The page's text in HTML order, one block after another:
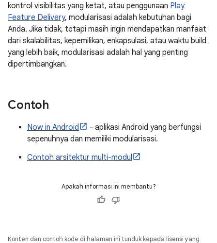
kontrol visibilitas yang ketat, atau penggunaan Play
Feature Delivery, modularisasi adalah kebutuhan bagi
Anda. Jika tidak, tetapi masih ingin mendapatkan manfaat
dari skalabilitas, kepemilikan, enkapsulasi, atau waktu build
yang lebih baik, modularisasi adalah hal yang penting
dipertimbangkan.
Contoh
Now in Android
- aplikasi Android yang berfungsi
sepenuhnya dan memiliki modularisasi.
Contoh arsitektur multi-modul
Apakah informasi ini membantu?
Konten dan contoh kode di halaman ini tunduk kepada lisensi yang